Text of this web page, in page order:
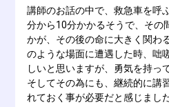
講師のお話の中で、救急車を呼
分から10分かかるそうで、その
かが、その後の命に大きく関わ
のような場面に遭遇した時、咄
しいと思いますが、勇気を持っ
そしてその為にも、継続的に講
れておく事が必要だと感じました